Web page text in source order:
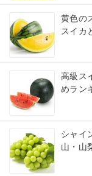
黄色の
スイカ
高級ス
めラン
シャイ
山・山